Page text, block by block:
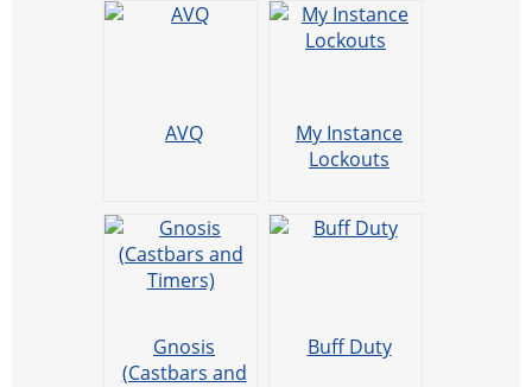
a
ni
ki
o
k
AVQ
My Instance
Lockouts
Gnosis
(Castbars and
Buff Duty